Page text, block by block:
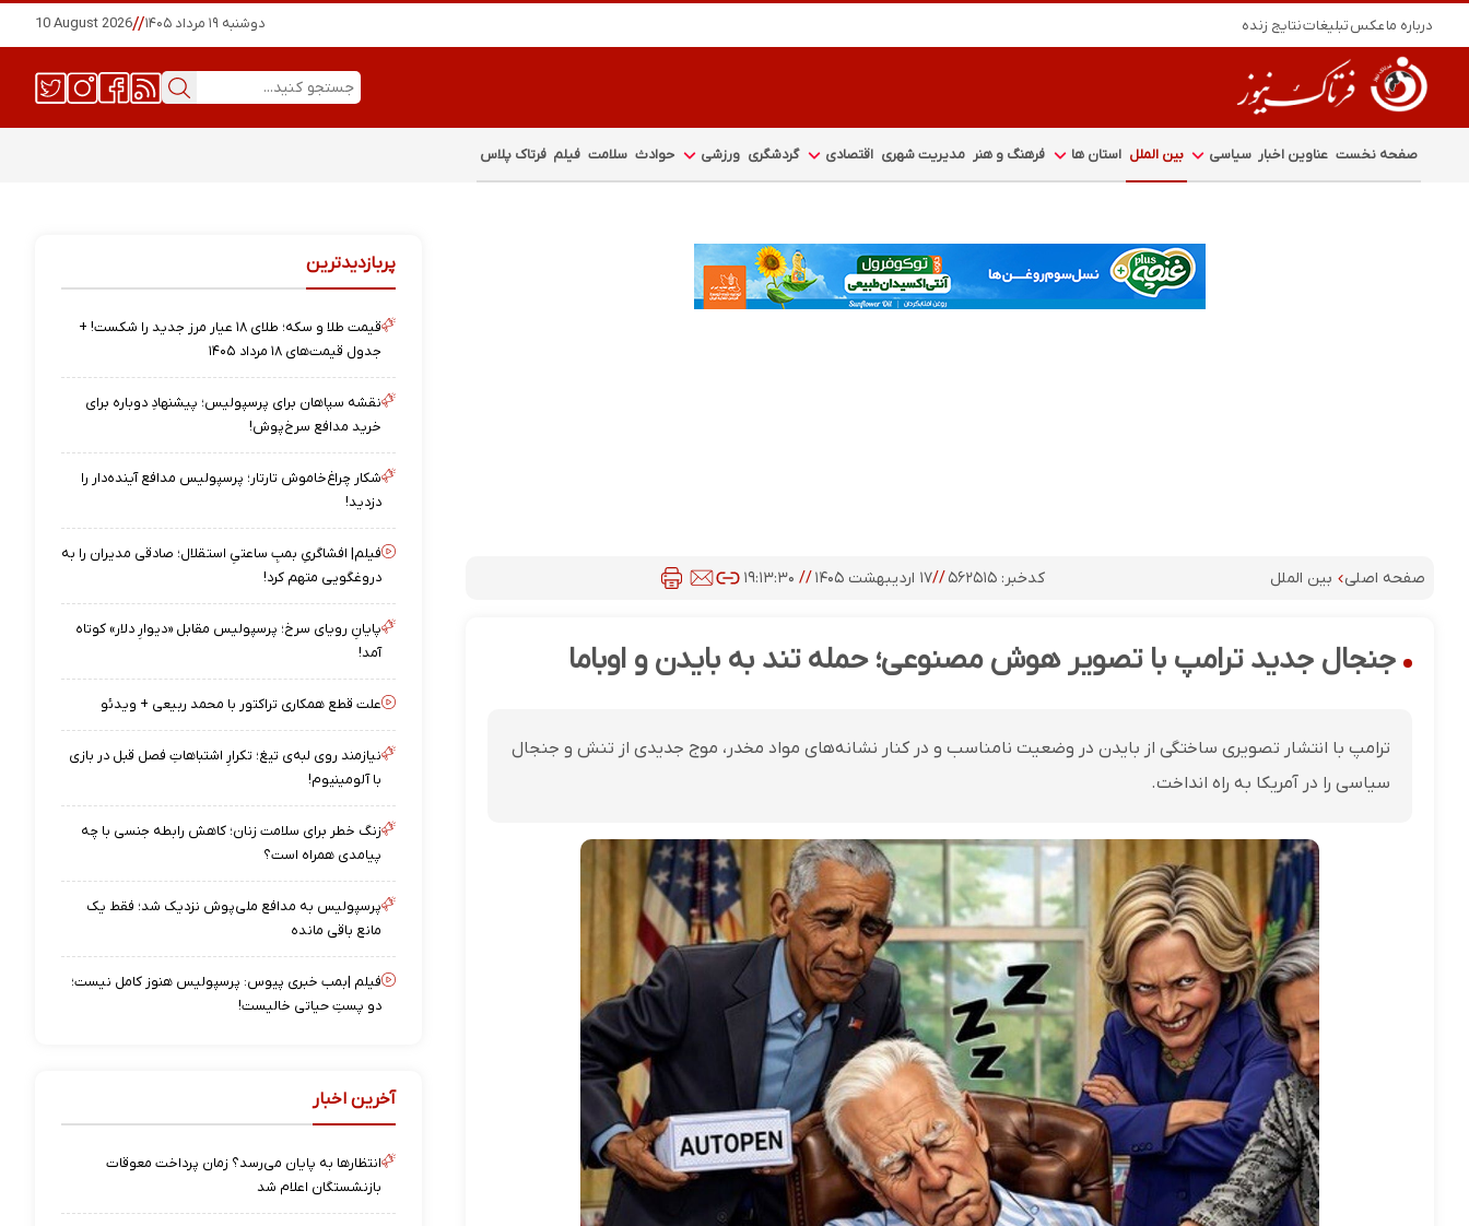
درباره ماعکستبلیغاتنتایج زنده دوشنبه ۱۹ مرداد ۱۴۰۵ //
10 August 2026
صفحه نخست عناوین اخبار سیاسی بین الملل استان ها فرهنگ و هنر مدیریت شهری اقتصادی گردشگری ورزشی حوادث سلامت فیلم فرتاک پلاس
صفحه اصلی بین الملل کدخبر: ۵۶۲۵۱۵ //۱۷ اردیبهشت ۱۴۰۵ // ۱۹:۱۳:۳۰
جنجال جدید ترامپ با تصویر هوش مصنوعی؛ حمله تند به بایدن و اوباما
ترامپ با انتشار تصویری ساختگی از بایدن در وضعیت نامناسب و در کنار نشانه‌های مواد مخدر، موج جدیدی از تنش و جنجال
سیاسی را در آمریکا به راه انداخت.
پربازدیدترین
قیمت طلا و سکه؛ طلای ۱۸ عیار مرز جدید را شکست! +
جدول قیمت‌های ۱۸ مرداد ۱۴۰۵
نقشه‌ سپاهان برای پرسپولیس؛ پیشنهادِ دوباره برای
خرید مدافع سرخ‌پوش!
شکار چراغ‌خاموش تارتار؛ پرسپولیس مدافع آینده‌دار را
دزدید!
فیلم| افشاگریِ بمبِ ساعتیِ استقلال؛ صادقی مدیران را به
دروغگویی متهم کرد!
پایانِ رویای سرخ؛ پرسپولیس مقابل «دیوارِ دلار» کوتاه
آمد!
علت قطع همکاری تراکتور با محمد ربیعی + ویدئو
نیازمند روی لبه‌ی تیغ؛ تکرارِ اشتباهاتِ فصل قبل در بازی
با آلومینیوم!
زنگ خطر برای سلامت زنان؛ کاهش رابطه جنسی با چه
پیامدی همراه است؟
پرسپولیس به مدافع ملی‌پوش نزدیک شد؛ فقط یک
مانع باقی مانده
فیلم |بمب خبری پیوس: پرسپولیس هنوز کامل نیست؛
دو پستِ حیاتی خالیست!
آخرین اخبار
انتظارها به پایان می‌رسد؟ زمان پرداخت معوقات
بازنشستگان اعلام شد